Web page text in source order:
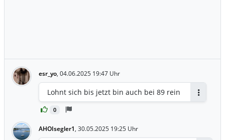
esr_yo, 04.06.2025 19:47 Uhr
0
Lohnt sich bis jetzt bin auch bei 89 rein
AHOIsegler1, 30.05.2025 19:25 Uhr